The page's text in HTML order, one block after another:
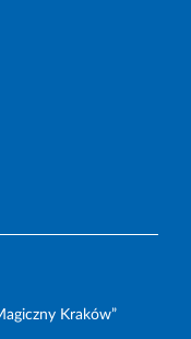
Kraków”